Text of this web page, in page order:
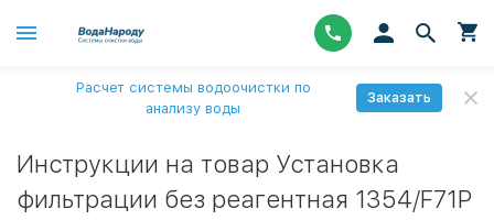
Расчет системы водоочистки по
анализу воды
Заказать
Инструкции на товар Установка
фильтрации без реагентная 1354/F71P